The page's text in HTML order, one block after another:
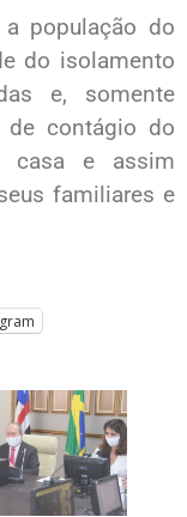
população do
do isolamento
e, somente
de contágio do
casa e assim
familiares e